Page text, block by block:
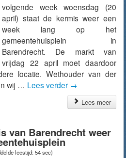
volgende week woensdag (20
april) staat de kermis weer een
week lang op het
gemeentehuisplein in
Barendrecht. De markt van
vrijdag 22 april moet daardoor
locatie. Wethouder van der
wij … Lees verder →
Lees meer
van Barendrecht weer
leestijd: 54 sec)